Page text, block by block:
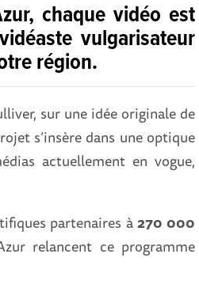
chaque vidéo est
vulgarisateur
région.
sur une idée originale de
s’insère dans une optique
actuellement en vogue,
partenaires à270 000
relancent ce programme